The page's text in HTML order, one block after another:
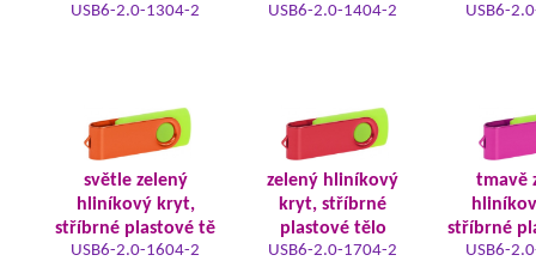
USB6-2.0-1304-2 USB6-2.0-1404-2 USB6-
světle zelený
hliníkový kryt,
stříbrné plastové tě
USB6-2.0-1604-2
zelený hliníkový
kryt, stříbrné
plastové tělo
USB6-2.0-1704-2
tmavě
stříbrné
USB6-